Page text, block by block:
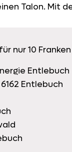
Talon. Mit
nur 10
Entlebuch
Entlebuch